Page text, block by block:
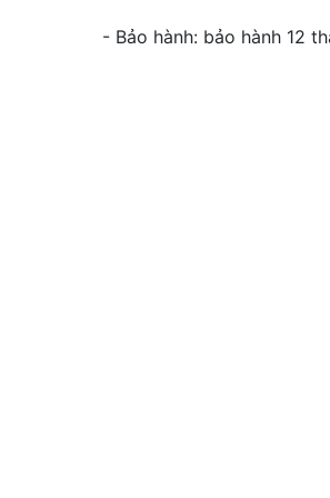
- Bảo hành: bảo hành 12